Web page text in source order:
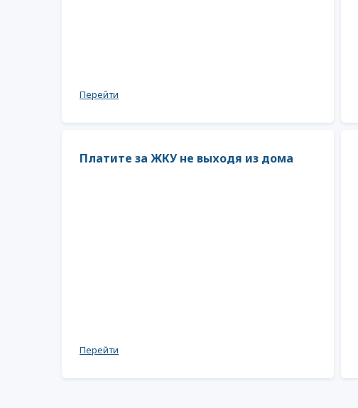
Перейти
Платите за ЖКУ не выходя из дома
Перейти